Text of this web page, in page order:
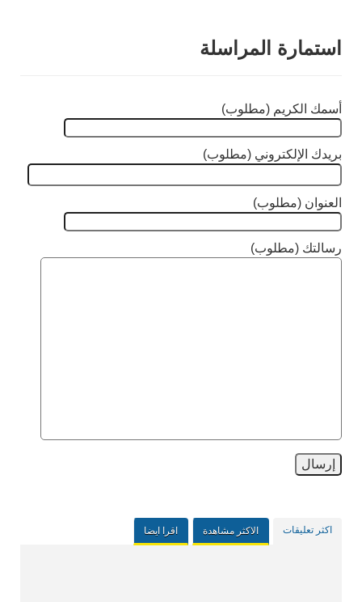
استمارة المراسلة
أسمك الكريم (مطلوب)
بريدك الإلكتروني (مطلوب)
العنوان (مطلوب)
رسالتك (مطلوب)
اكثر تعليقات الاكثر مشاهدة اقرا ايضا